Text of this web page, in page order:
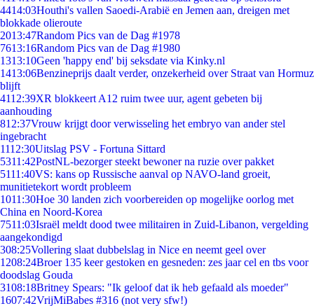
4414:03Houthi's vallen Saoedi-Arabië en Jemen aan, dreigen met
blokkade olieroute
2013:47Random Pics van de Dag #1978
7613:16Random Pics van de Dag #1980
1313:10Geen 'happy end' bij seksdate via Kinky.nl
1413:06Benzineprijs daalt verder, onzekerheid over Straat van Hormuz
blijft
4112:39XR blokkeert A12 ruim twee uur, agent gebeten bij
aanhouding
812:37Vrouw krijgt door verwisseling het embryo van ander stel
ingebracht
1112:30Uitslag PSV - Fortuna Sittard
5311:42PostNL-bezorger steekt bewoner na ruzie over pakket
5111:40VS: kans op Russische aanval op NAVO-land groeit,
munitietekort wordt probleem
1011:30Hoe 30 landen zich voorbereiden op mogelijke oorlog met
China en Noord-Korea
7511:03Israël meldt dood twee militairen in Zuid-Libanon, vergelding
aangekondigd
308:25Vollering slaat dubbelslag in Nice en neemt geel over
1208:24Broer 135 keer gestoken en gesneden: zes jaar cel en tbs voor
doodslag Gouda
3108:18Britney Spears: "Ik geloof dat ik heb gefaald als moeder"
1607:42VrijMiBabes #316 (not very sfw!)